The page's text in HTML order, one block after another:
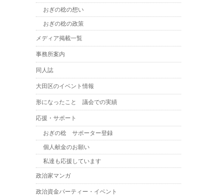
おぎの稔の想い
おぎの稔の政策
メディア掲載一覧
事務所案内
同人誌
大田区のイベント情報
形になったこと 議会での実績
応援・サポート
おぎの稔 サポーター登録
個人献金のお願い
私達も応援しています
政治家マンガ
政治資金パーティー・イベント